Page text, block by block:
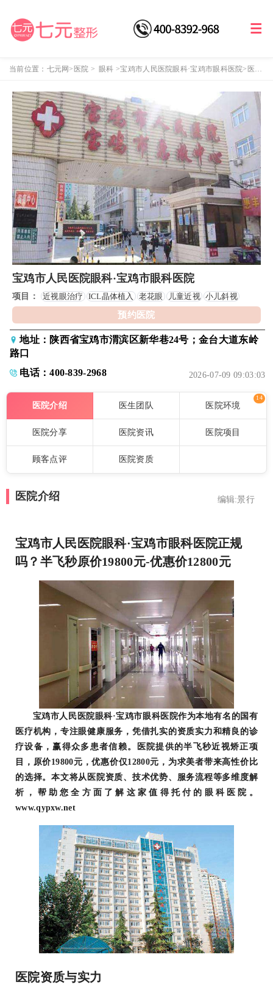
当前位置： 七元网>医院 > 眼科 >宝鸡市人民医院眼科·宝鸡市眼科医院>医院
宝鸡市人民医院眼科·宝鸡市眼科医院
项目： 近视眼治疗 ICL晶体植入 老花眼 儿童近视 小儿斜视
预约医院
地址：陕西省宝鸡市渭滨区新华巷24号；金台大道东岭
路口
电话：400-839-2968
2026-07-09 09:03:03
医院介绍 医生团队 医院环境
14
医院分享 医院资讯 医院项目
顾客点评 医院资质
医院介绍 编辑:景行
宝鸡市人民医院眼科·宝鸡市眼科医院正规
吗？半飞秒原价19800元-优惠价12800元
宝鸡市人民医院眼科·宝鸡市眼科医院作为本地有名的国有
医疗机构，专注眼健康服务，凭借扎实的资质实力和精良的诊
疗设备，赢得众多患者信赖。医院提供的半飞秒近视矫正项
目，原价19800元，优惠价仅12800元，为求美者带来高性价比
的选择。本文将从医院资质、技术优势、服务流程等多维度解
析，帮助您全方面了解这家值得托付的眼科医院。
www.qypxw.net
医院资质与实力